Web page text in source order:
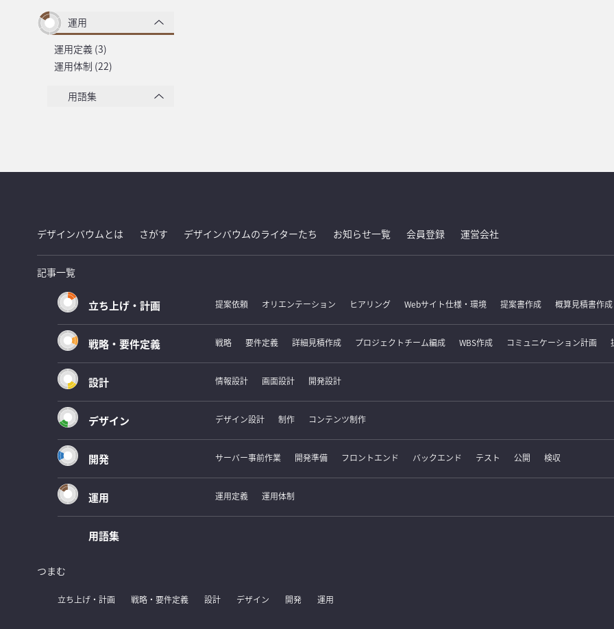
運用
運用定義 (3)
運用体制 (22)
用語集
デザインバウムとは さがす デザインバウムのライターたち お知らせ一覧 会員登録 運営会社
記事一覧
立ち上げ・計画 提案依頼 オリエンテーション ヒアリング Webサイト仕様・環境 提案書作成 概算見積書作成
戦略・要件定義 戦略 要件定義 詳細見積作成 プロジェクトチーム編成 WBS作成 コミュニケーション計画
設計 情報設計 画面設計 開発設計
デザイン デザイン設計 制作 コンテンツ制作
開発 サーバー事前作業 開発準備 フロントエンド バックエンド テスト 公開 検収
運用 運用定義 運用体制
用語集
つまむ
立ち上げ・計画 戦略・要件定義 設計 デザイン 開発 運用